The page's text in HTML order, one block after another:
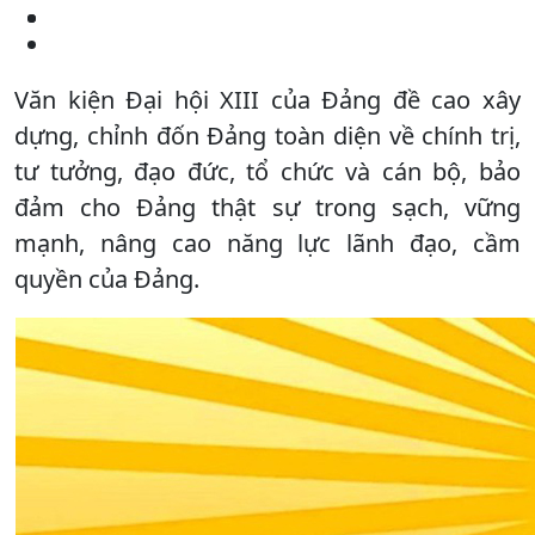
Văn kiện Đại hội XIII của Đảng đề cao xây
dựng, chỉnh đốn Đảng toàn diện về chính trị,
tư tưởng, đạo đức, tổ chức và cán bộ, bảo
đảm cho Đảng thật sự trong sạch, vững
mạnh, nâng cao năng lực lãnh đạo, cầm
quyền của Đảng.